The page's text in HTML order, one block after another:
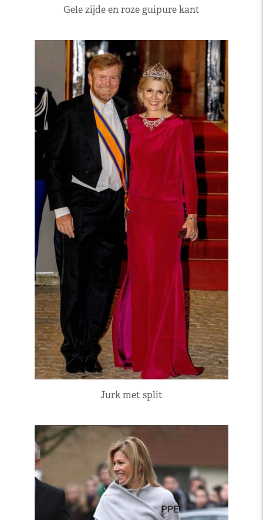
Gele zijde en roze guipure kant
Jurk met split